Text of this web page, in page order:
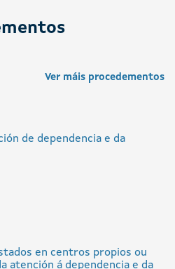
Ver máis procedementos
de dependencia e da
en centros propios ou
atención á dependencia e da